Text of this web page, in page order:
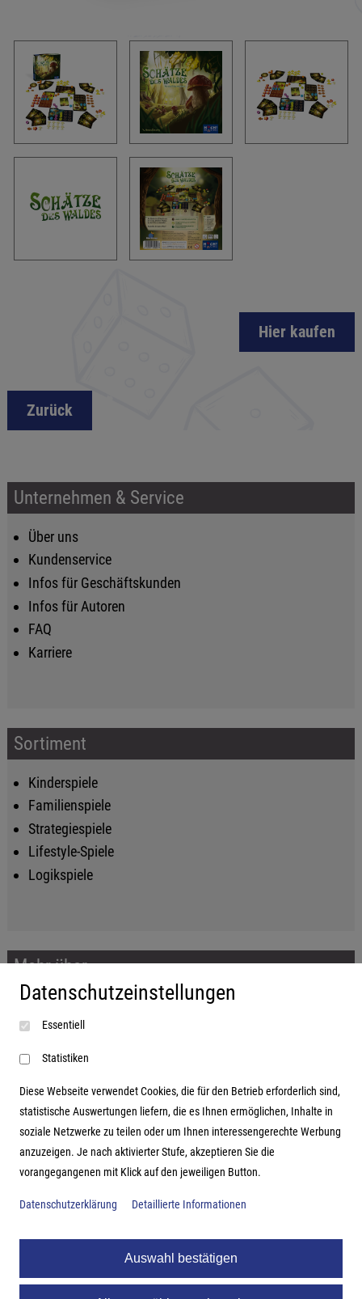
Hier kaufen
Zurück
Unternehmen & Service
Über uns
Kundenservice
Infos für Geschäftskunden
Infos für Autoren
FAQ
Karriere
Sortiment
Kinderspiele
Familienspiele
Strategiespiele
Lifestyle-Spiele
Logikspiele
Mehr über...
Impressum
AGB
Datenschutzerklärung
Adresse
Hutter Trade GmbH + Co KG
Bgm.-Landmann-Platz 1-5
Datenschutzeinstellungen
Essentiell
Statistiken
Diese Webseite verwendet Cookies, die für den Betrieb erforderlich sind,
statistische Auswertungen liefern, die es Ihnen ermöglichen, Inhalte in
soziale Netzwerke zu teilen oder um Ihnen interessengerechte Werbung
anzuzeigen. Je nach aktivierter Stufe, akzeptieren Sie die
vorangegangenen mit Klick auf den jeweiligen Button.
Datenschutzerklärung Detaillierte Informationen
Auswahl bestätigen